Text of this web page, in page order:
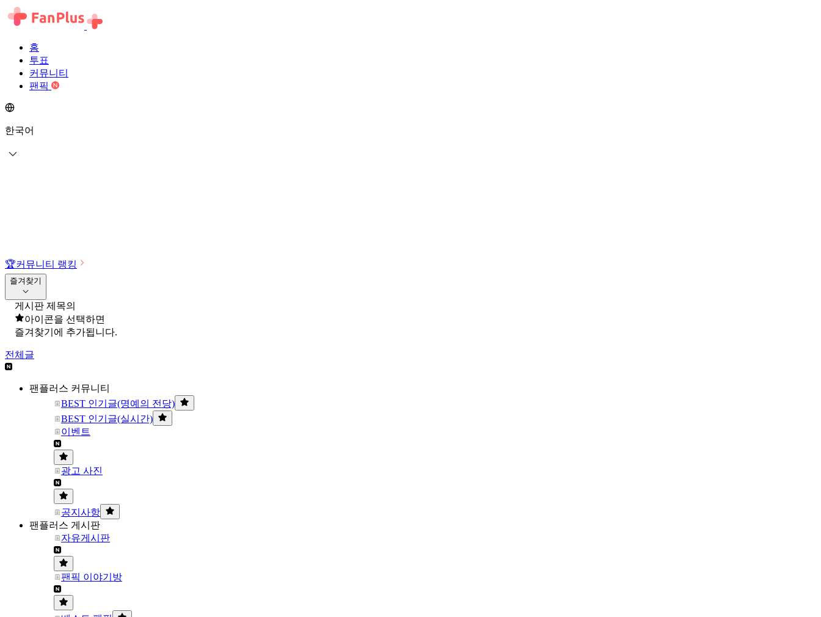
홈
투표
커뮤니티
팬픽
한국어
🏆커뮤니티 랭킹
즐겨찾기
게시판 제목의
아이콘을 선택하면
즐겨찾기에 추가됩니다.
전체글
팬플러스 커뮤니티
BEST 인기글(명예의 전당)
BEST 인기글(실시간)
이벤트
광고 사진
공지사항
팬플러스 게시판
자유게시판
팬픽 이야기방